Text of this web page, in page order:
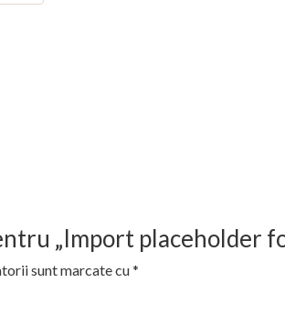
„Import placeholder
sunt marcate cu*